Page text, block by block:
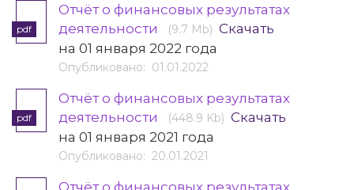
pdf
Отчёт о финансовых результатах
деятельности
(9.7 Mb) Скачать
на 01 января 2022 года
Опубликовано: 01.01.2022
pdf
Отчёт о финансовых результатах
деятельности
(448.9 Kb) Скачать
на 01 января 2021 года
Опубликовано: 20.01.2021
Отчёт о финансовых результатах